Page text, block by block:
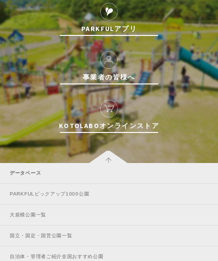
PARKFULアプリ
事業者の皆様へ
KOTOLABOオンラインストア
データベース
PARKFULピックアップ1000公園
大規模公園一覧
国立・国定・国営公園一覧
自治体・管理者ご紹介全国おすすめ公園